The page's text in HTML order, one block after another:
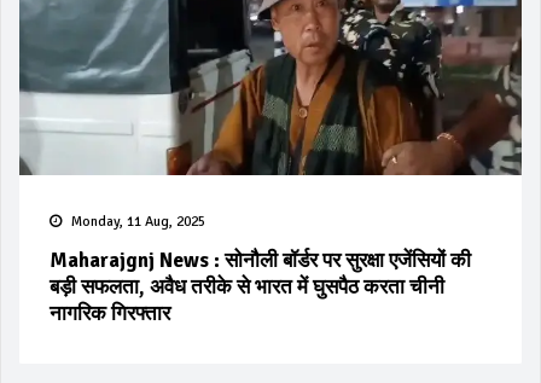
Monday, 11 Aug, 2025
Maharajgnj News : सोनौली बॉर्डर पर सुरक्षा एजेंसियों की
बड़ी सफलता, अवैध तरीके से भारत में घुसपैठ करता चीनी
नागरिक गिरफ्तार